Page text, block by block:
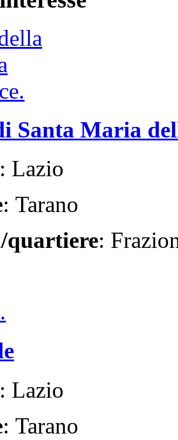
Santa Maria
: Lazio
: Tarano
quartiere:
: Lazio
: Tarano